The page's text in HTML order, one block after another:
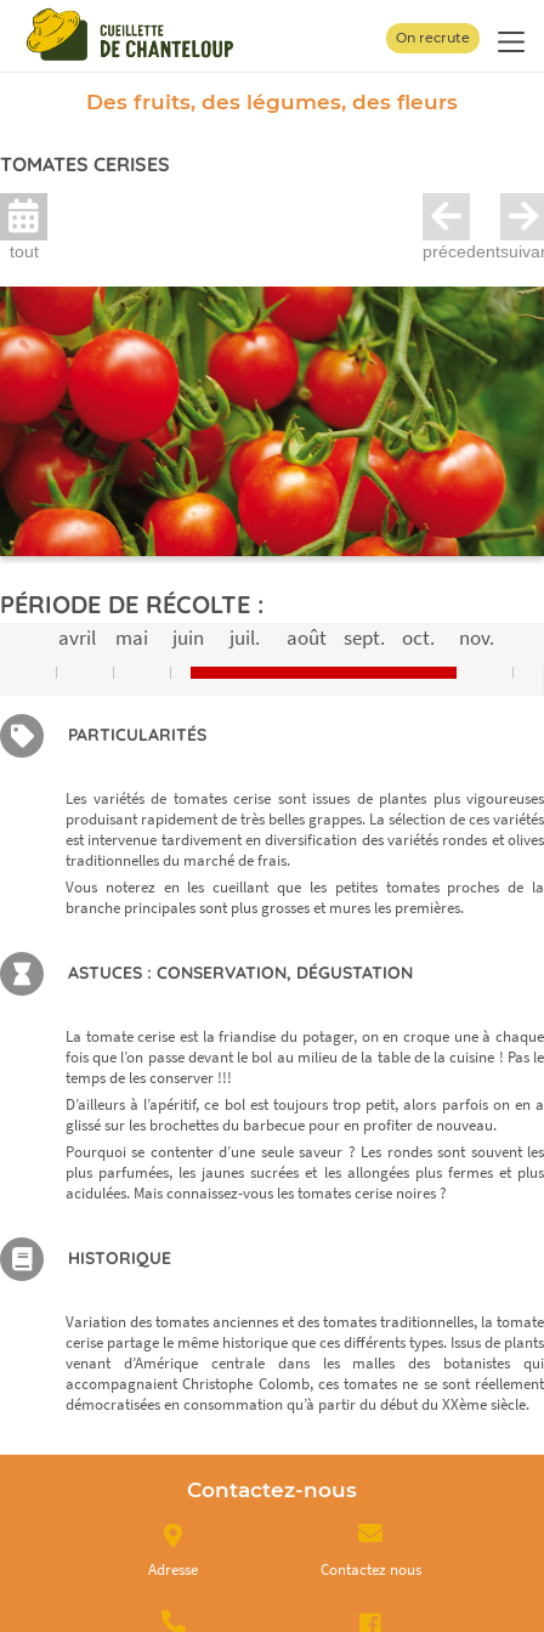
On recrute
Des fruits, des légumes, des fleurs
TOMATES CERISES
tout précedent
PÉRIODE DE RÉCOLTE :
avril mai juin juil. août sept. oct. nov.
PARTICULARITÉS
Les variétés de tomates cerise sont issues de plantes plus vigoureuses
produisant rapidement de très belles grappes. La sélection de ces variétés
est intervenue tardivement en diversification des variétés rondes et olives
traditionnelles du marché de frais.
Vous noterez en les cueillant que les petites tomates proches de la
branche principales sont plus grosses et mures les premières.
ASTUCES : CONSERVATION, DÉGUSTATION
La tomate cerise est la friandise du potager, on en croque une à chaque
fois que l’on passe devant le bol au milieu de la table de la cuisine ! Pas le
temps de les conserver !!!
D’ailleurs à l’apéritif, ce bol est toujours trop petit, alors parfois on en a
glissé sur les brochettes du barbecue pour en profiter de nouveau.
Pourquoi se contenter d’une seule saveur ? Les rondes sont souvent les
plus parfumées, les jaunes sucrées et les allongées plus fermes et plus
acidulées. Mais connaissez-vous les tomates cerise noires ?
HISTORIQUE
Variation des tomates anciennes et des tomates traditionnelles, la tomate
cerise partage le même historique que ces différents types. Issus de plants
venant d’Amérique centrale dans les malles des botanistes qui
accompagnaient Christophe Colomb, ces tomates ne se sont réellement
démocratisées en consommation qu’à partir du début du XXème siècle.
Contactez-nous
Adresse Contactez nous
Panneau de gestion des cookies